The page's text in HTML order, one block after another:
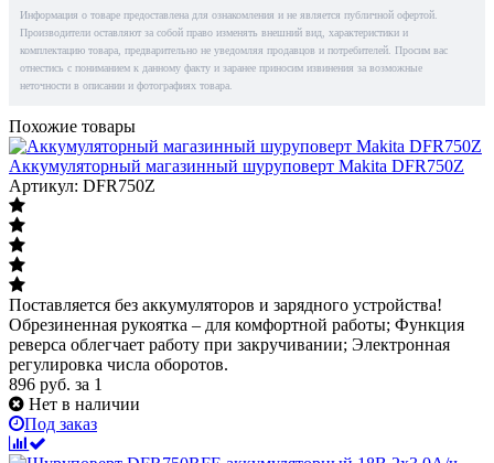
Информация о товаре предоставлена для ознакомления и не является публичной офертой.
Производители оставляют за собой право изменять внешний вид, характеристики и
комплектацию товара, предварительно не уведомляя продавцов и потребителей. Просим вас
отнестись с пониманием к данному факту и заранее приносим извинения за возможные
неточности в описании и фотографиях товара.
Похожие товары
Аккумуляторный магазинный шуруповерт Makita DFR750Z
Артикул: DFR750Z
Поставляется без аккумуляторов и зарядного устройства!
Обрезиненная рукоятка – для комфортной работы; Функция
реверса облегчает работу при закручивании; Электронная
регулировка числа оборотов.
896 руб. за 1
Нет в наличии
Под заказ